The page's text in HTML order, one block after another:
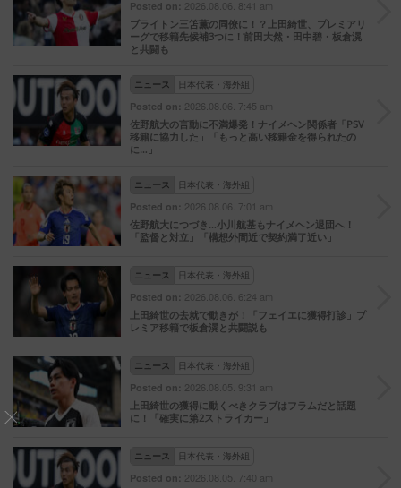
Posted on: 2026.08.06. 8:41 am
ブライトン三笘薫の同僚に！？上田綺世、プレミアリ
ーグで移籍先候補3つに！前田大然・田中碧・板倉滉
と共闘も
ニュース 日本代表・海外組
Posted on: 2026.08.06. 7:45 am
佐野航大の言動に不満爆発！ナイメヘン関係者「PSV
移籍に協力した」「もっと高い移籍金を得られたの
に…」
ニュース 日本代表・海外組
Posted on: 2026.08.06. 7:01 am
佐野航大につづき…小川航基もナイメヘン退団へ！
「監督と対立」「構想外間近で契約満了近い」
ニュース 日本代表・海外組
Posted on: 2026.08.06. 6:24 am
上田綺世の去就で動きが！「フェイエに獲得打診」プ
レミア移籍で板倉滉と共闘説も
ニュース 日本代表・海外組
Posted on: 2026.08.05. 9:31 am
上田綺世の獲得に動くべきクラブはフラムだと話題
に！「確実に第2ストライカー」
ニュース 日本代表・海外組
Posted on: 2026.08.05. 7:40 am